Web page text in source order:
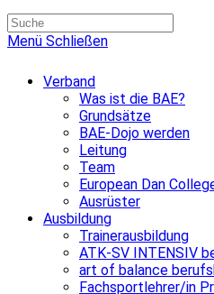
Menü Schließen
Verband
Was ist die BAE?
Grundsätze
BAE-Dojo werden
Leitung
Team
European Dan
Ausrüster
Ausbildung
Trainerausbildung
ATK-SV INTENSIV
art of balance
Fachsportlehrer/in